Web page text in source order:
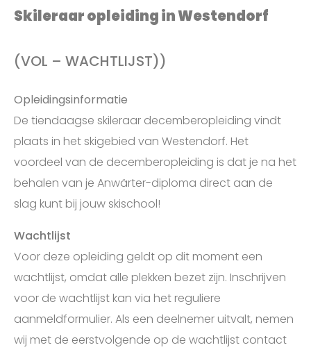
Skileraar opleiding in Westendorf
(VOL – WACHTLIJST))
Opleidingsinformatie
De tiendaagse skileraar decemberopleiding vindt
plaats in het skigebied van Westendorf. Het
voordeel van de decemberopleiding is dat je na het
behalen van je Anwärter-diploma direct aan de
slag kunt bij jouw skischool!
Wachtlijst
Voor deze opleiding geldt op dit moment een
wachtlijst, omdat alle plekken bezet zijn. Inschrijven
voor de wachtlijst kan via het reguliere
aanmeldformulier. Als een deelnemer uitvalt, nemen
wij met de eerstvolgende op de wachtlijst contact